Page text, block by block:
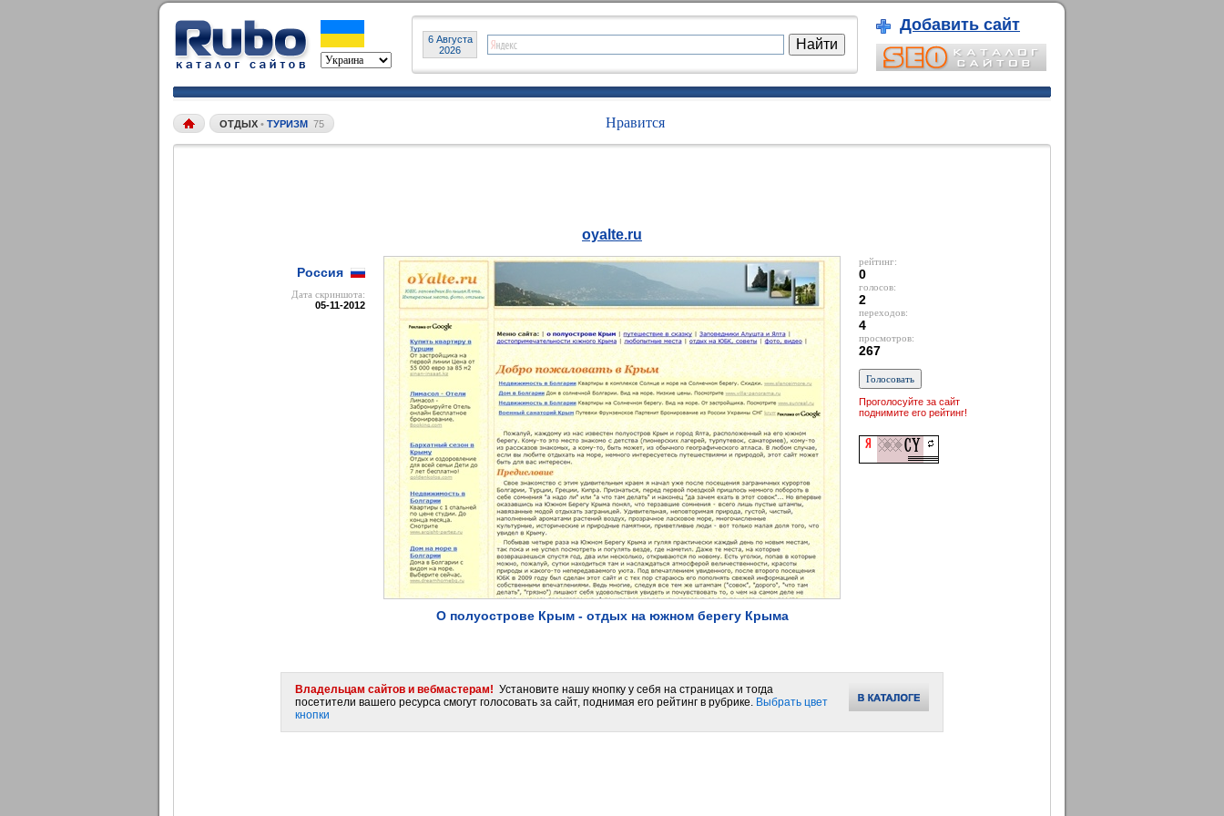
6 Августа
2026
Добавить сайт
ОТДЫХ • ТУРИЗМ 75 Нравится
Россия
Дата cкриншота:
05-11-2012
oyalte.ru
О полуострове Крым - отдых на южном берегу Крыма
рейтинг:
0
голосов:
2
переходов:
4
просмотров:
267
Проголосуйте за сайт
поднимите его рейтинг!
Владельцам сайтов и вебмастерам! Установите нашу кнопку у себя на страницах и тогда
посетители вашего ресурса смогут голосовать за сайт, поднимая его рейтинг в рубрике. Выбрать цвет
кнопки